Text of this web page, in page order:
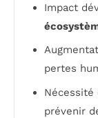
Impact
pertes
Nécessité
prévenir